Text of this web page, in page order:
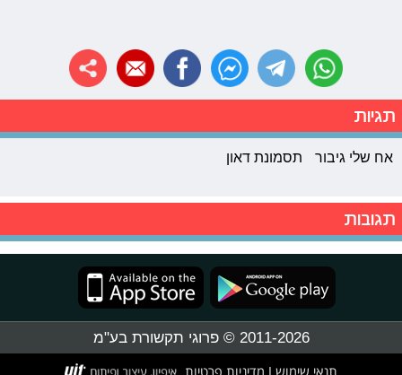
תגיות
אח שלי גיבור תסמונת דאון
תגובות
2011-2026 © פרוגי תקשורת בע"מ